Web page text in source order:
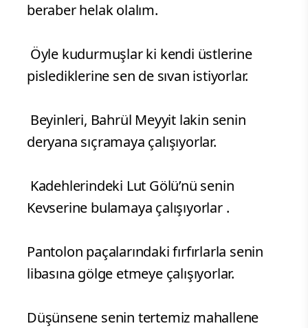
beraber helak olalım.
Öyle kudurmuşlar ki kendi üstlerine
pislediklerine sen de sıvan istiyorlar.
Beyinleri, Bahrül Meyyit lakin senin
deryana sıçramaya çalışıyorlar.
Kadehlerindeki Lut Gölü’nü senin
Kevserine bulamaya çalışıyorlar .
Pantolon paçalarındaki fırfırlarla senin
libasına gölge etmeye çalışıyorlar.
Düşünsene senin tertemiz mahallene